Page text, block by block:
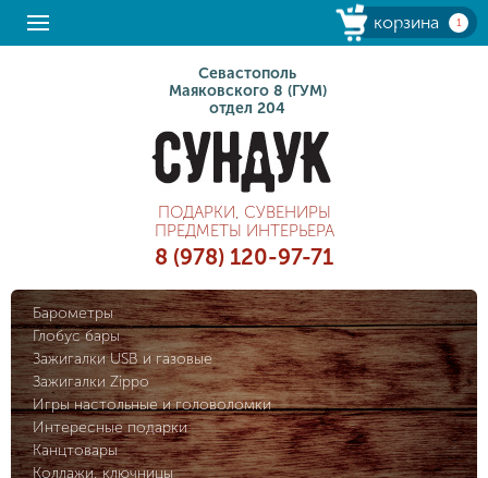
корзина 1
Севастополь
Маяковского 8 (ГУМ)
отдел 204
ПОДАРКИ, СУВЕНИРЫ
ПРЕДМЕТЫ ИНТЕРЬЕРА
8 (978) 120-97-71
Барометры
Глобус бары
Зажигалки USB и газовые
Зажигалки Zippo
Игры настольные и головоломки
Интересные подарки
Канцтовары
Коллажи, ключницы